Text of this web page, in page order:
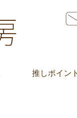
推しポイント